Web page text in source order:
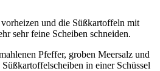
und die Süßkartoffeln mit
sehr feine Scheiben schneiden.
Pfeffer, groben Meersalz und
in einer Schüssel